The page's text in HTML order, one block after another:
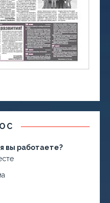
вы работаете?